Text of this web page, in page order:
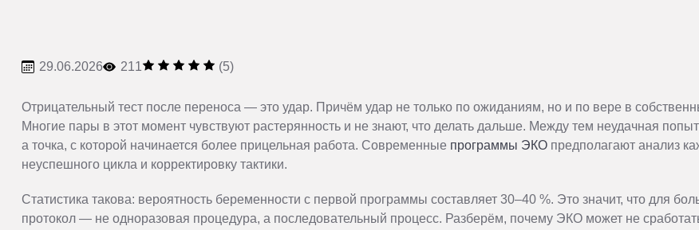
29.06.2026 211 (5)
Отрицательный тест после переноса — это удар. Причём удар не только по ожиданиям, но и по вере в
Многие пары в этот момент чувствуют растерянность и не знают, что делать дальше. Между тем неудачная
а точка, с которой начинается более прицельная работа. Современные программы ЭКО предполагают анализ
неуспешного цикла и корректировку тактики.
Статистика такова: вероятность беременности с первой программы составляет 30–40 %. Это значит, что для
протокол — не одноразовая процедура, а последовательный процесс. Разберём, почему ЭКО может не